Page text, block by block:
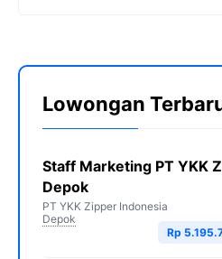
Lowongan
Staff Marketing PT YKK
Depok
PT YKK Zipper Indonesia
Depok
Rp